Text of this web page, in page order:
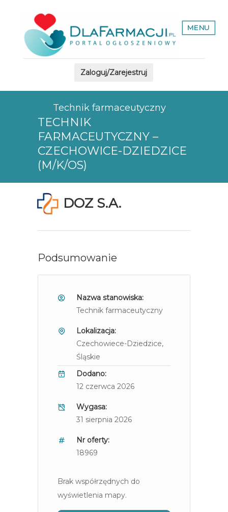
MENU
Zaloguj/Zarejestruj
Technik farmaceutyczny
TECHNIK
FARMACEUTYCZNY –
CZECHOWICE-DZIEDZICE
(M/K/OS)
DOZ S.A.
Podsumowanie
Nazwa stanowiska:
Technik farmaceutyczny
Lokalizacja:
Czechowiece-Dziedzice,
Śląskie
Dodano:
12 czerwca 2026
Wygasa:
31 sierpnia 2026
Nr oferty:
18969
Brak współrzędnych do
wyświetlenia mapy.